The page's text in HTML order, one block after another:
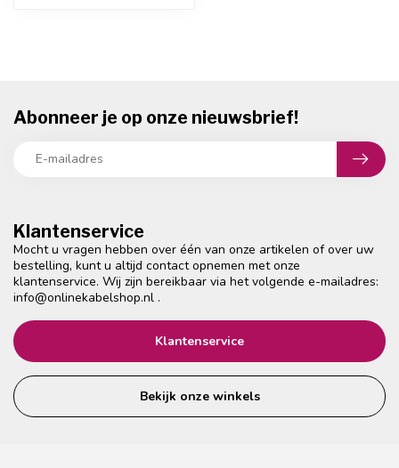
Klantenservice
Mocht u vragen hebben over één van onze artikelen of over uw
bestelling, kunt u altijd contact opnemen met onze
klantenservice. Wij zijn bereikbaar via het volgende e-mailadres:
info@onlinekabelshop.nl .
Klantenservice
Bekijk onze winkels
Abonneer je op onze nieuwsbrief!